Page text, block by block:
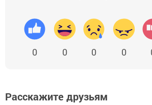
0 0 0 0
Расскажите друзьям